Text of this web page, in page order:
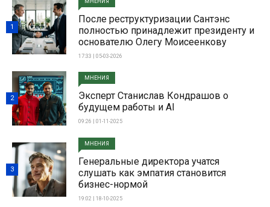
После реструктуризации Сантэнс
полностью принадлежит президенту и
основателю Олегу Моисеенкову
17:33 | 05-03-2026
1
МНЕНИЯ
Эксперт Станислав Кондрашов о
будущем работы и AI
09:26 | 01-11-2025
2
МНЕНИЯ
Генеральные директора учатся
слушать как эмпатия становится
бизнес-нормой
19:02 | 18-10-2025
3